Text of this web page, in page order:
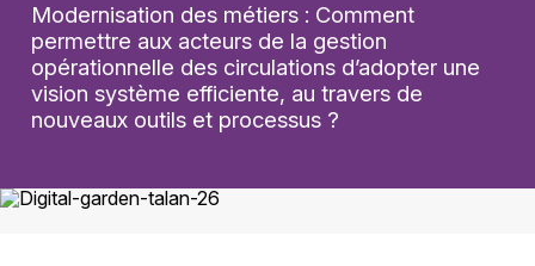
Modernisation des métiers : Comment
permettre aux acteurs de la gestion
opérationnelle des circulations d’adopter une
vision système efficiente, au travers de
nouveaux outils et processus ?